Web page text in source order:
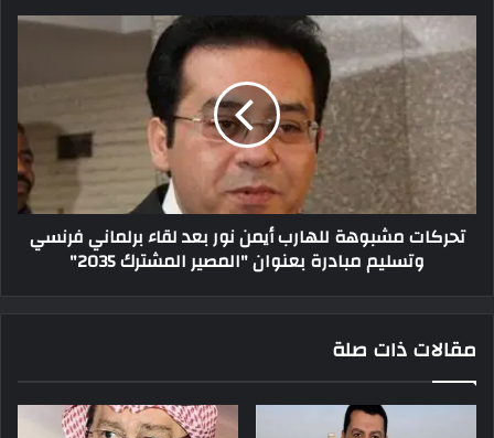
تحركات مشبوهة للهارب أيمن نور بعد لقاء برلماني فرنسي
وتسليم مبادرة بعنوان "المصير المشترك 2035"
مقالات ذات صلة